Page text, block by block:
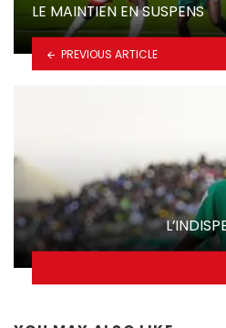
LE MAINTIEN EN SUSPENS
PREVIOUS ARTICLE